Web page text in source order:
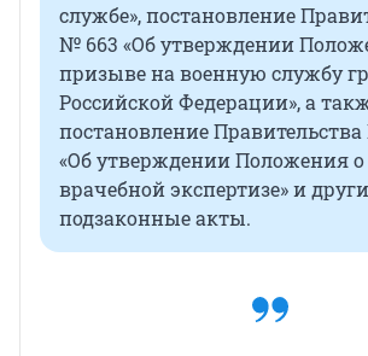
службе», постановление
№ 663 «Об утверждении
призыве на военную службу
Российской Федерации», а
постановление
«Об утверждении Положения о
врачебной экспертизе» и
подзаконные акты.